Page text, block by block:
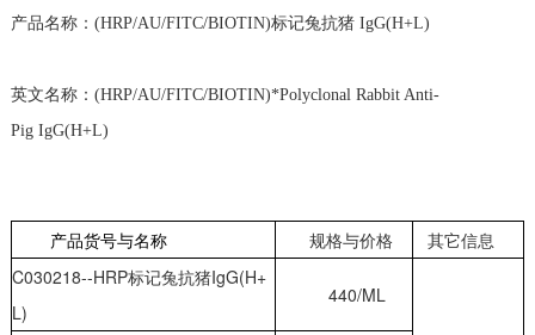
产品名称：(HRP/AU/FITC/BIOTIN)标记兔抗猪 IgG(H+L)
英文名称：(HRP/AU/FITC/BIOTIN)*Polyclonal Rabbit Anti-
PigIgG(H+L)
产品货号与名称 规格与价格
其它信息
C030218--HRP标记兔抗猪IgG(H+
L)
440/ML